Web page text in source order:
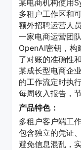
某电商机构使用
多租户工作区和
额外招聘运营人员
一家电商运营团
OpenAI密钥，构
了对账的准确性和
某成长型电商企
的工作流定时执
每周收入报告，
产品特色：
多租户客户端工
包含独立的凭证
避免信息混乱，